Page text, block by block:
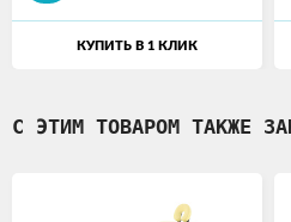
КУПИТЬ В 1 КЛИК
С ЭТИМ ТОВАРОМ ТАКЖЕ